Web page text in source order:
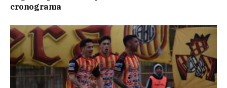
cronograma